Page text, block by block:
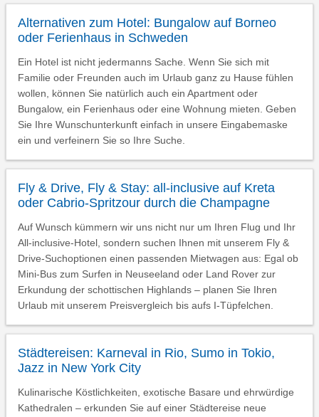
Alternativen zum Hotel: Bungalow auf Borneo
oder Ferienhaus in Schweden
Ein Hotel ist nicht jedermanns Sache. Wenn Sie sich mit
Familie oder Freunden auch im Urlaub ganz zu Hause fühlen
wollen, können Sie natürlich auch ein Apartment oder
Bungalow, ein Ferienhaus oder eine Wohnung mieten. Geben
Sie Ihre Wunschunterkunft einfach in unsere Eingabemaske
ein und verfeinern Sie so Ihre Suche.
Fly & Drive, Fly & Stay: all-inclusive auf Kreta
oder Cabrio-Spritzour durch die Champagne
Auf Wunsch kümmern wir uns nicht nur um Ihren Flug und Ihr
All-inclusive-Hotel, sondern suchen Ihnen mit unserem Fly &
Drive-Suchoptionen einen passenden Mietwagen aus: Egal ob
Mini-Bus zum Surfen in Neuseeland oder Land Rover zur
Erkundung der schottischen Highlands – planen Sie Ihren
Urlaub mit unserem Preisvergleich bis aufs I-Tüpfelchen.
Städtereisen: Karneval in Rio, Sumo in Tokio,
Jazz in New York City
Kulinarische Köstlichkeiten, exotische Basare und ehrwürdige
Kathedralen – erkunden Sie auf einer Städtereise neue